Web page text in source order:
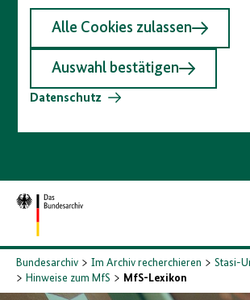
Alle Cookies zulassen
Auswahl bestätigen
Datenschutz
Zur
Startseite
Bundesarchiv Im Archiv recherchieren
Stasi-
Hinweise zum MfS
MfS-Lexikon